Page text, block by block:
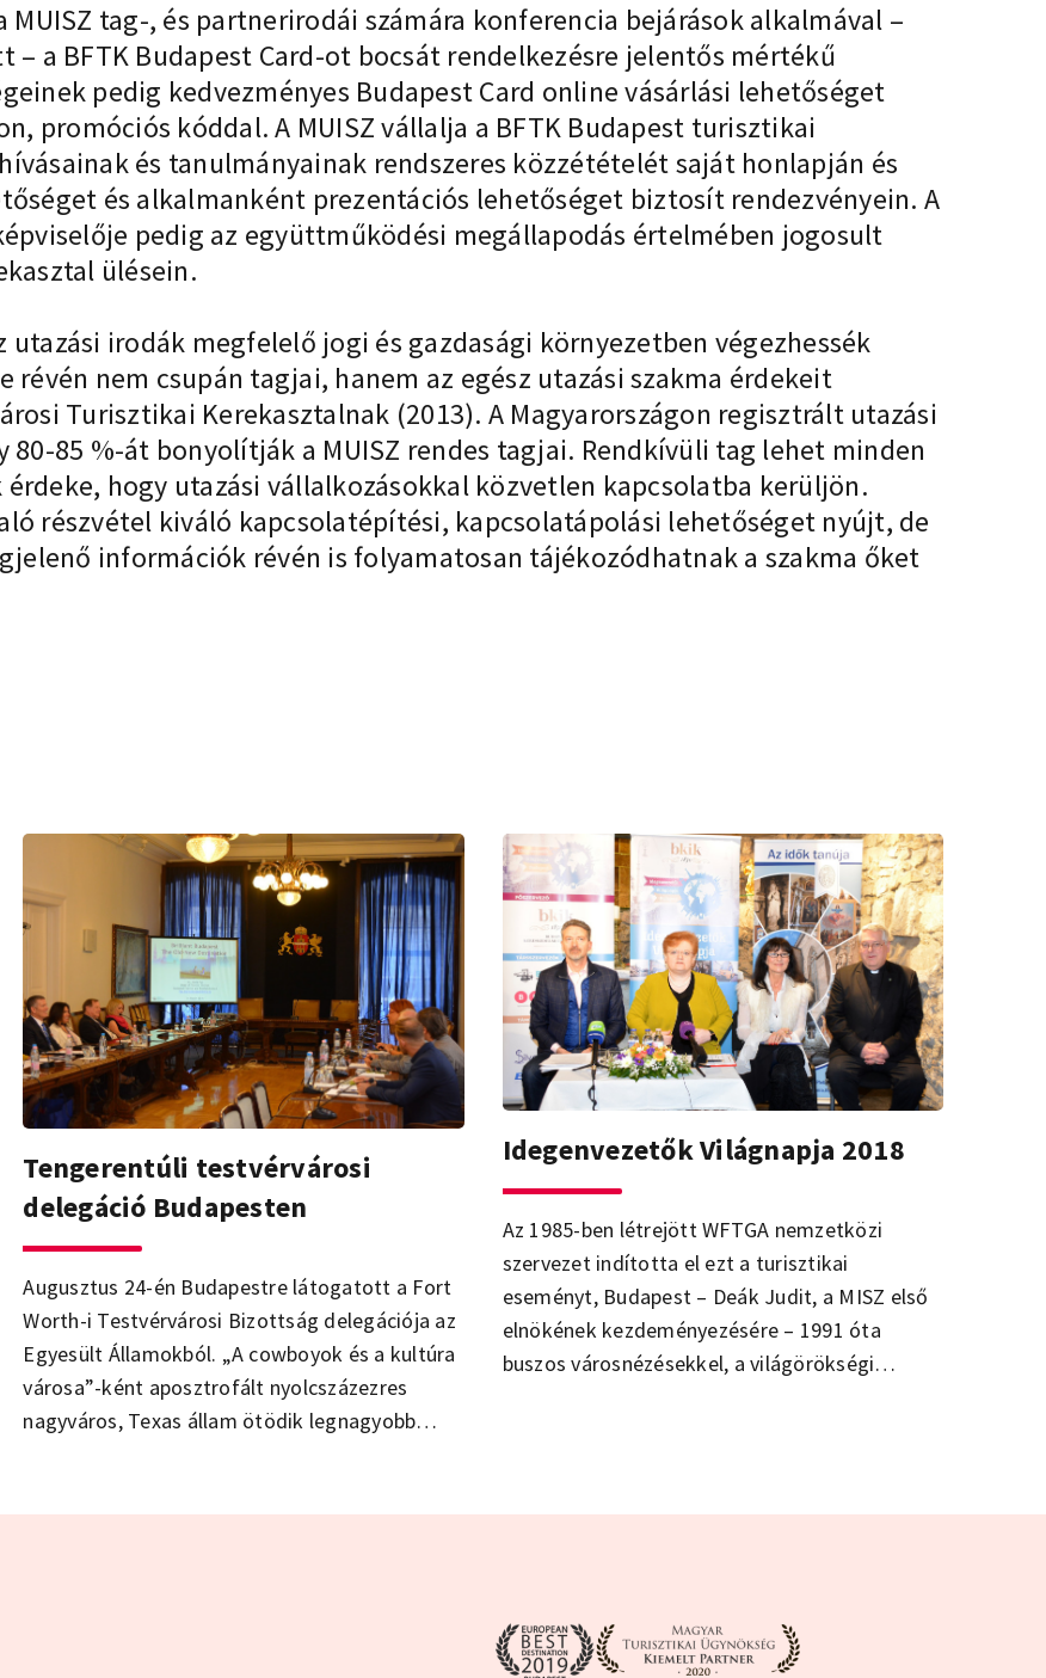
tag-, és partnerirodái számára konferencia bejárások alkalmával –
a BFTK Budapest Card-ot bocsát rendelkezésre jelentős mértékű
pedig kedvezményes Budapest Card online vásárlási lehetőséget
promóciós kóddal. A MUISZ vállalja a BFTK Budapest turisztikai
és tanulmányainak rendszeres közzétételét saját honlapján és
és alkalmanként prezentációs lehetőséget biztosít rendezvényein. A
pedig az együttműködési megállapodás értelmében jogosult
ülésein.
utazási irodák megfelelő jogi és gazdasági környezetben végezhessék
nem csupán tagjai, hanem az egész utazási szakma érdekeit
Turisztikai Kerekasztalnak (2013). A Magyarországon regisztrált utazási
85 %-át bonyolítják a MUISZ rendes tagjai. Rendkívüli tag lehet minden
hogy utazási vállalkozásokkal közvetlen kapcsolatba kerüljön.
részvétel kiváló kapcsolatépítési, kapcsolatápolási lehetőséget nyújt, de
információk révén is folyamatosan tájékozódhatnak a szakma őket
Tengerentúli testvérvárosi
delegáció Budapesten
Augusztus 24-én Budapestre látogatott a Fort
Worth-i Testvérvárosi Bizottság delegációja az
Egyesült Államokból. „A cowboyok és a kultúra
városa”-ként aposztrofált nyolcszázezres
nagyváros, Texas állam ötödik legnagyobb
kölcsönös látogatására került sor.
Idegenvezetők Világnapja 2018
Az 1985-ben létrejött WFTGA nemzetközi
szervezet indította el ezt a turisztikai
eseményt, Budapest – Deák Judit, a MISZ első
elnökének kezdeményezésére – 1991 óta
buszos városnézésekkel, a világörökségi